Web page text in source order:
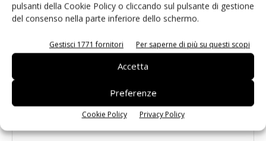
pulsanti della Cookie Policy o cliccando sul pulsante di gestione
del consenso nella parte inferiore dello schermo.
Gestisci 1771 fornitori Per saperne di più su questi scopi
Accetta
Preferenze
Cookie Policy Privacy Policy
LASCIA UN COMMENTO